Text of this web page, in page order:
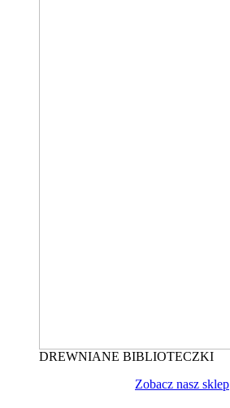
DREWNIANE BIBLIOTECZKI
Zobacz nasz sklep